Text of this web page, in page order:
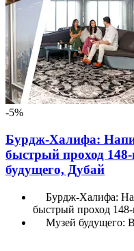
-5%
Бурдж-Халифа:
быстрый проход
будущего, Дубай
Бурдж-Халифа:
быстрый проход
Музей будущего: